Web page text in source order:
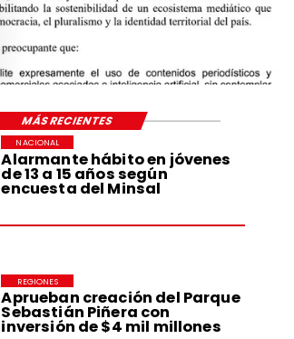
Alarmante hábito en jóvenes
de 13 a 15 años según
encuesta del Minsal
NACIONAL
Aprueban creación del Parque
Sebastián Piñera con
inversión de $4 mil millones
REGIONES
MÁS RECIENTES